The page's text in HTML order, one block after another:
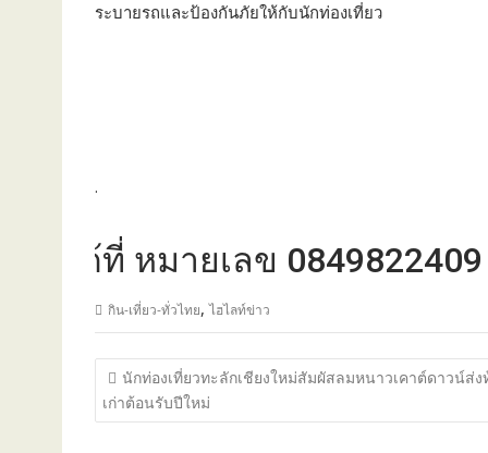
ระบายรถและป้องกันภัยให้กับนักท่องเที่ยว
.
หมายเลข 0849822409
กิน-เที่ยว-ทั่วไทย,ไฮไลท์ข่าว
แนะแนว
เรื่อง
นักท่องเที่ยวทะลักเชียงใหม่สัมผัสลมหนาวเคาต์ดาวน์ส่ง
เก่าต้อนรับปีใหม่